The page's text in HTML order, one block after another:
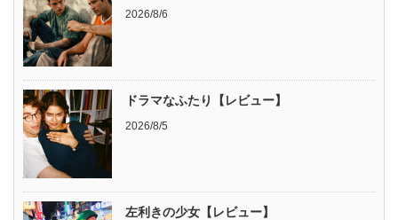
2026/8/6
ドラマなふたり【レビュー】
2026/8/5
左利きの少女【レビュー】